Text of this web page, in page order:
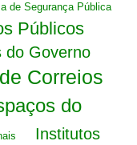
de Segurança Pública
Públicos
do Governo
Correios
do
Institutos